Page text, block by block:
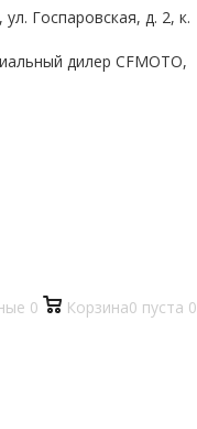
Госпаровская, д. 2, к.
дилер CFMOTO,
0 Корзина0 пуста 0